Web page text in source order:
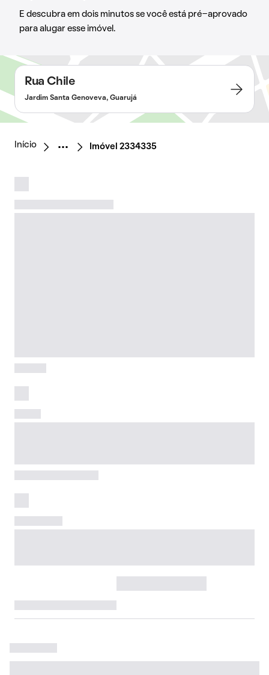
E descubra em dois minutos se você está pré-aprovado
para alugar esse imóvel.
Rua Chile
Jardim Santa Genoveva, Guarujá
Início Imóvel 2334335